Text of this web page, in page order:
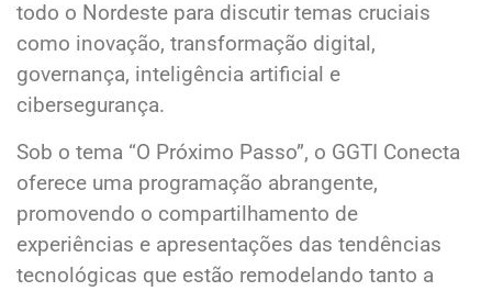
todo o Nordeste para discutir temas cruciais
como inovação, transformação digital,
governança, inteligência artificial e
cibersegurança.
Sob o tema “O Próximo Passo”, o GGTI Conecta
oferece uma programação abrangente,
promovendo o compartilhamento de
experiências e apresentações das tendências
tecnológicas que estão remodelando tanto a